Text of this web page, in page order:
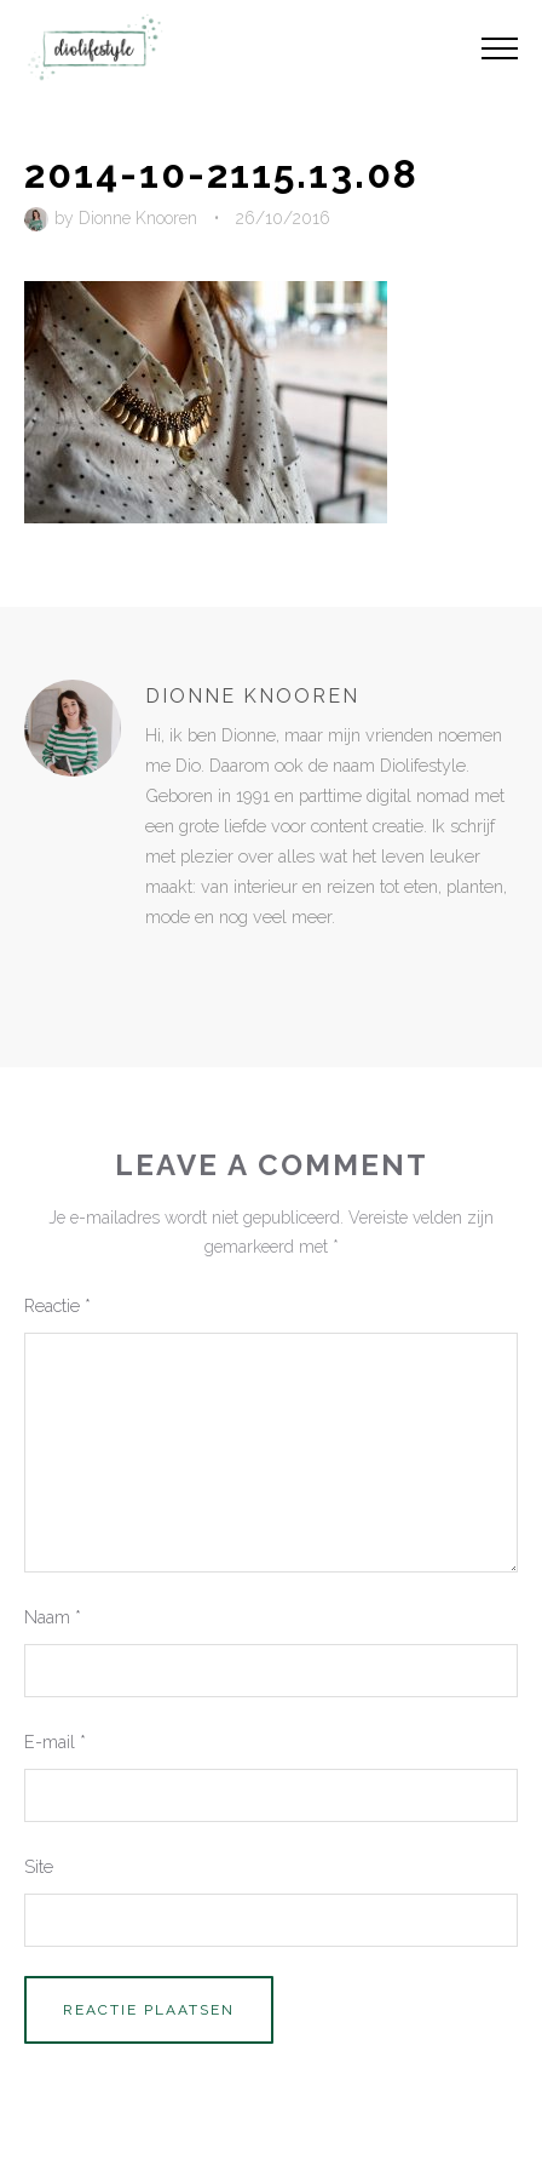
2014-10-2115.13.08
by Dionne Knooren • 26/10/2016
DIONNE KNOOREN
Hi, ik ben Dionne, maar mijn vrienden noemen
me Dio. Daarom ook de naam Diolifestyle.
Geboren in 1991 en parttime digital nomad met
een grote liefde voor content creatie. Ik schrijf
met plezier over alles wat het leven leuker
maakt: van interieur en reizen tot eten, planten,
mode en nog veel meer.
LEAVE A COMMENT
Je e-mailadres wordt niet gepubliceerd. Vereiste velden zijn
gemarkeerd met *
Reactie *
Naam *
E-mail *
Site